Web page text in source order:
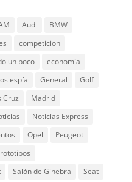
Audi
BMW
competicion
un poco
economía
espía General
Golf
Cruz
Madrid
Noticias Express
Opel
Peugeot
Salón de Ginebra
Seat